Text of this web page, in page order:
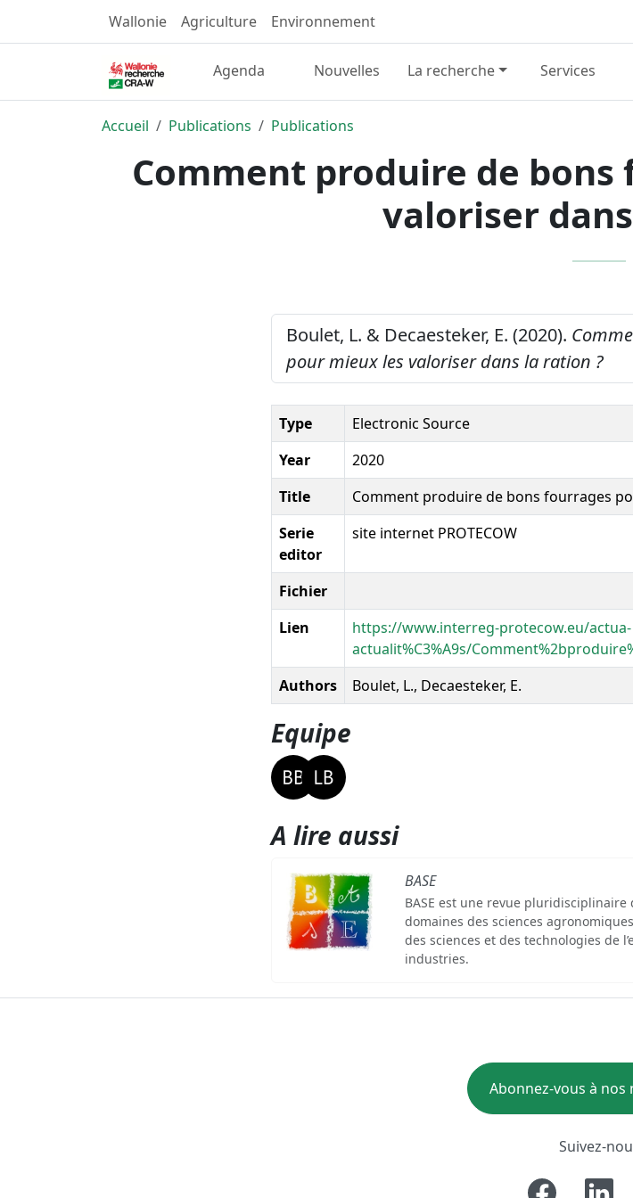
Wallonie Agriculture Environnement
Agenda Nouvelles La recherche Services
Accueil Publications Publications
Comment produire de
valoriser
Boulet, L. & Decaesteker, E. (2020).
pour mieux les valoriser dans la ration ?
Type
Electronic Source
Year
2020
Title
Comment produire de bons fourrages
Serie
editor
site internet PROTECOW
Fichier
Lien
https://www.interreg-protecow.eu/actua-
actualit%C3%A9s/
Authors
Boulet, L., Decaesteker, E.
Equipe
A lire aussi
BASE
BASE est une revue
domaines des sciences
des sciences et des technologies de
industries.
Abonnez-vous à nos
Suivez-